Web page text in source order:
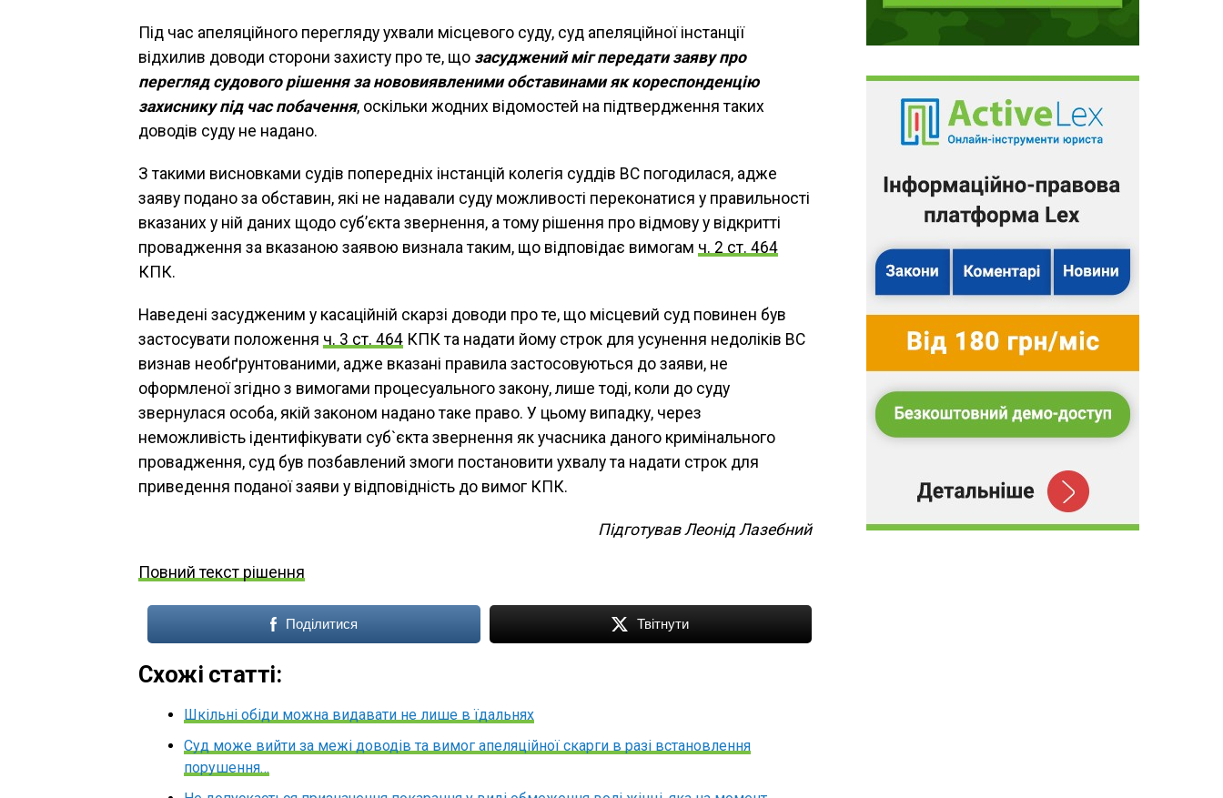
Під час апеляційного перегляду ухвали місцевого суду, суд апеляційної інстанції
відхилив доводи сторони захисту про те, що засуджений міг передати заяву про
перегляд судового рішення за нововиявленими обставинами як кореспонденцію
захиснику під час побачення, оскільки жодних відомостей на підтвердження таких
доводів суду не надано.
З такими висновками судів попередніх інстанцій колегія суддів ВС погодилася, адже
заяву подано за обставин, які не надавали суду можливості переконатися у правильності
вказаних у ній даних щодо суб’єкта звернення, а тому рішення про відмову у відкритті
провадження за вказаною заявою визнала таким, що відповідає вимогам ч. 2 ст. 464
КПК.
Наведені засудженим у касаційній скарзі доводи про те, що місцевий суд повинен був
застосувати положення ч. 3 ст. 464 КПК та надати йому строк для усунення недоліків ВС
визнав необґрунтованими, адже вказані правила застосовуються до заяви, не
оформленої згідно з вимогами процесуального закону, лише тоді, коли до суду
звернулася особа, якій законом надано таке право. У цьому випадку, через
неможливість ідентифікувати суб`єкта звернення як учасника даного кримінального
провадження, суд був позбавлений змоги постановити ухвалу та надати строк для
приведення поданої заяви у відповідність до вимог КПК.
Підготував Леонід Лазебний
Повний текст рішення
Поділитися Твітнути
Схожі статті:
Шкільні обіди можна видавати не лише в їдальнях
Суд може вийти за межі доводів та вимог апеляційної скарги в разі встановлення
порушення…